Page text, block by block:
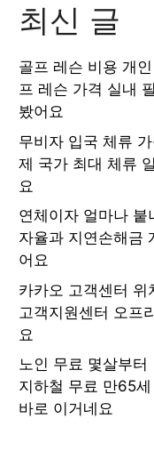
최신 글
골프 레슨 비용 개
프 레슨 가격 실내
봤어요
무비자 입국 체류
제 국가 최대 체류
요
연체이자 얼마나 붙
자율과 지연손해금
어요
카카오 고객센터 위
고객지원센터 오프
요
노인 무료 몇살부터
지하철 무료 만65
바로 이거네요